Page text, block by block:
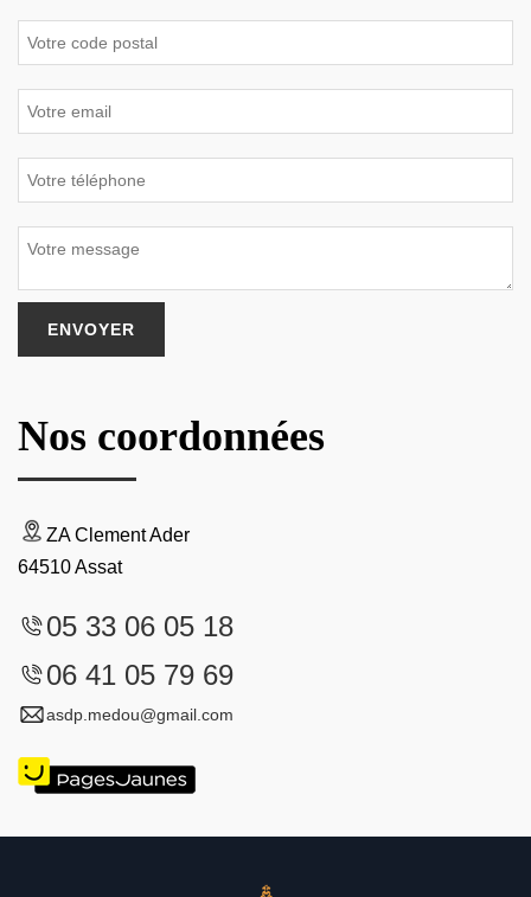
Nos coordonnées
ZA Clement Ader
64510 Assat
05 33 06 05 18
06 41 05 79 69
asdp.medou@gmail.com